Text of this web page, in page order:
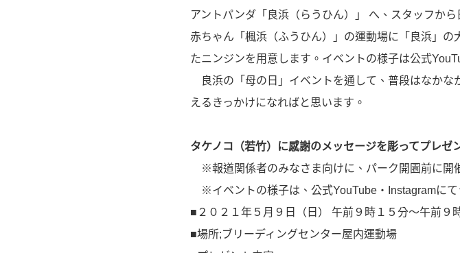
アントパンダ「良浜（らうひん）」 へ、スタッフか
赤ちゃん「楓浜（ふうひん）」の運動場に「良浜」
たニンジンを用意します。イベントの様子は公式
良浜の「母の日」イベントを通して、普段はなかな
えるきっかけになればと思います。
タケノコ（若竹）に感謝のメッセージを彫ってプレゼ
※報道関係者のみなさま向けに、パーク開園前に開
※イベントの様子は、公式YouTube・Instagramにて
■２０２１年５月９日（日） 午前９時１５分〜午前９
■場所;ブリーディングセンター屋内運動場